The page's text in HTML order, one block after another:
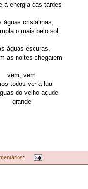
a energia das tardes
águas cristalinas,
o mais belo sol
águas escuras,
as noites chegarem
vem, vem
todos ver a lua
do velho açude
grande